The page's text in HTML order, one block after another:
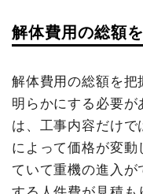
消費税
鉄骨造住宅60坪2階建
て
養生費
大谷石撤去
植木・植栽撤去
駐車場撤去
諸経費
建物の種類/構造
建物解体費用
総額
品名
解体費用の総額
解体費用の総額を把
明らかにする必要
は、工事内容だけ
によって価格が変動
ていて重機の進入